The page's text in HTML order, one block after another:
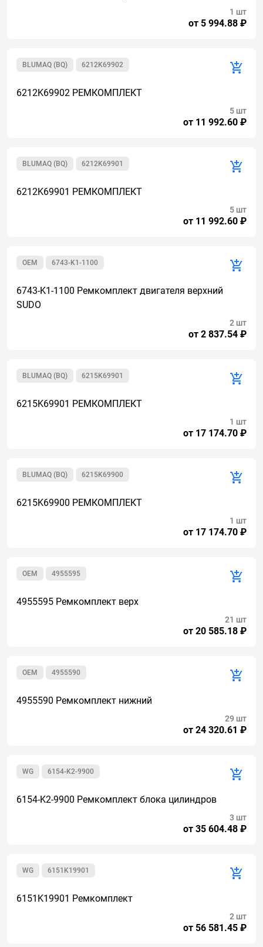
от 5 994.88 ₽
1 шт
6212K69902
BLUMAQ (BQ)
6212K69902 РЕМКОМПЛЕКТ
от 11 992.60 ₽
5 шт
6212K69901
BLUMAQ (BQ)
6212K69901 РЕМКОМПЛЕКТ
от 11 992.60 ₽
5 шт
6743-K1-1100
OEM
6743-K1-1100 Ремкомплект двигателя верхний
SUDO
от 2 837.54 ₽
2 шт
6215K69901
BLUMAQ (BQ)
6215K69901 РЕМКОМПЛЕКТ
от 17 174.70 ₽
1 шт
6215K69900
BLUMAQ (BQ)
6215K69900 РЕМКОМПЛЕКТ
от 17 174.70 ₽
1 шт
4955595
OEM
4955595 Ремкомплект верх
от 20 585.18 ₽
21 шт
4955590
OEM
4955590 Ремкомплект нижний
от 24 320.61 ₽
29 шт
6154-K2-9900
WG
6154-K2-9900 Ремкомплект блока цилиндров
от 35 604.48 ₽
3 шт
6151K19901
WG
6151K19901 Ремкомплект
от 56 581.45 ₽
2 шт